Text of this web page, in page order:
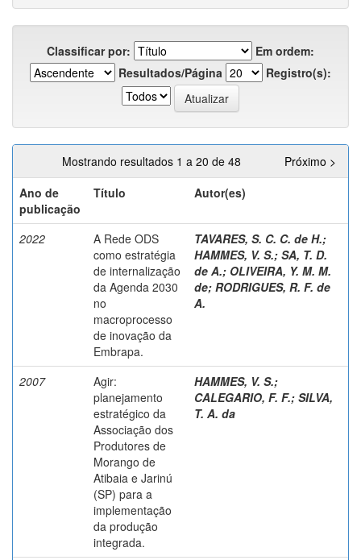
Classificar por:
Em ordem:
Resultados/Página
Registro(s):
Mostrando resultados 1 a 20 de 48
Próximo >
Ano de
publicação
Título Autor(es)
2022
A Rede ODS
como estratégia
de internalização
da Agenda 2030
no
macroprocesso
de inovação da
Embrapa.
TAVARES, S. C. C. de H.;
HAMMES, V. S.; SA, T. D.
de A.; OLIVEIRA, Y. M. M.
de; RODRIGUES, R. F. de
A.
2007
Agir:
planejamento
estratégico da
Associação dos
Produtores de
Morango de
Atibaia e Jarinú
(SP) para a
implementação
da produção
integrada.
HAMMES, V. S.;
CALEGARIO, F. F.; SILVA,
T. A. da